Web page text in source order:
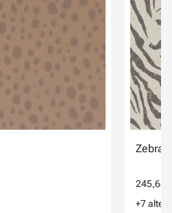
Zebra
245,68
+7